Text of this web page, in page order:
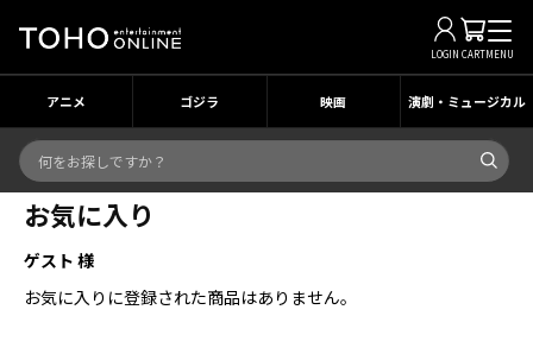
LOGIN CARTMENU
アニメ ゴジラ 映画 演劇・ミュージカル
お気に入り
ゲスト 様
お気に入りに登録された商品はありません。